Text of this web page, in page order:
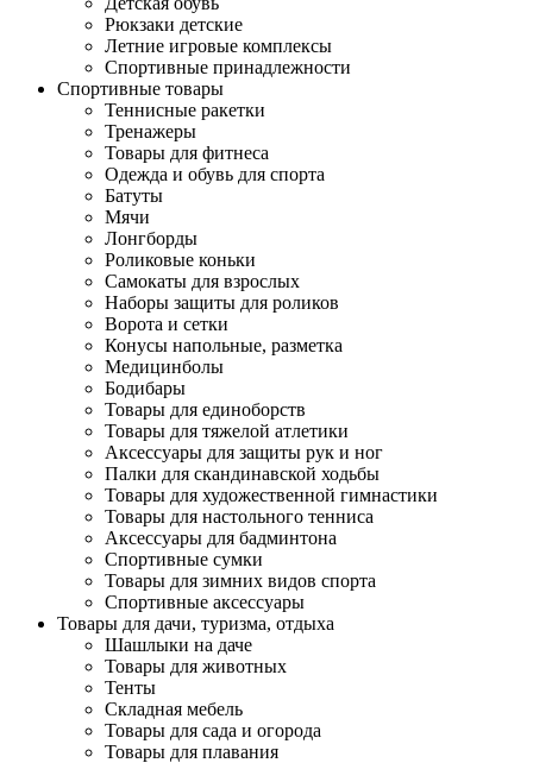
Рюкзаки детские
Летние игровые комплексы
Спортивные принадлежности
Спортивные товары
Теннисные ракетки
Тренажеры
Товары для фитнеса
Одежда и обувь для спорта
Батуты
Мячи
Лонгборды
Роликовые коньки
Самокаты для взрослых
Наборы защиты для роликов
Ворота и сетки
Конусы напольные, разметка
Медицинболы
Бодибары
Товары для единоборств
Товары для тяжелой атлетики
Аксессуары для защиты рук и ног
Палки для скандинавской ходьбы
Товары для художественной гимнастики
Товары для настольного тенниса
Аксессуары для бадминтона
Спортивные сумки
Товары для зимних видов спорта
Спортивные аксессуары
Товары для дачи, туризма, отдыха
Шашлыки на даче
Товары для животных
Тенты
Складная мебель
Товары для сада и огорода
Товары для плавания